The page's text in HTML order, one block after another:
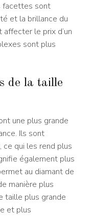
facettes sont
et la brillance du
le prix d’un
sont plus
de la taille
une plus grande
Ils sont
qui les rend plus
également plus
au diamant de
manière plus
taille plus grande
et plus